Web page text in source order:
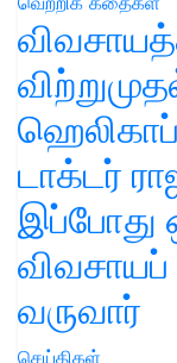
டாக்டர்
இப்போது
வருவார்
செய்திகள்